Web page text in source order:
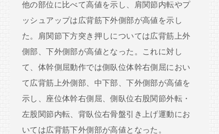
他の部位に比べて高値を示し、肩関節内転やプ
ッシュアップは広背筋下外側部が高値を示し
た。肩関節下方突き押しについては広背筋上外
側部、下外側部が高値となった。これに対し
て、体幹側屈動作では側臥位体幹右側屈におい
て広背筋上外側部、中下部、下外側部が高値を
示し、座位体幹右側屈、側臥位右股関節外転・
左股関節内転、背臥位右骨盤引き上げ運動にお
いては広背筋下外側部が高値となった。